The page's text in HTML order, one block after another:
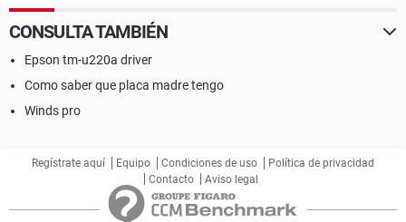
CONSULTA TAMBIÉN
Epson tm-u220a driver
Como saber que placa madre tengo
Winds pro
Regístrate aquí Equipo Condiciones de uso
Política de privacidad
Contacto
Aviso legal